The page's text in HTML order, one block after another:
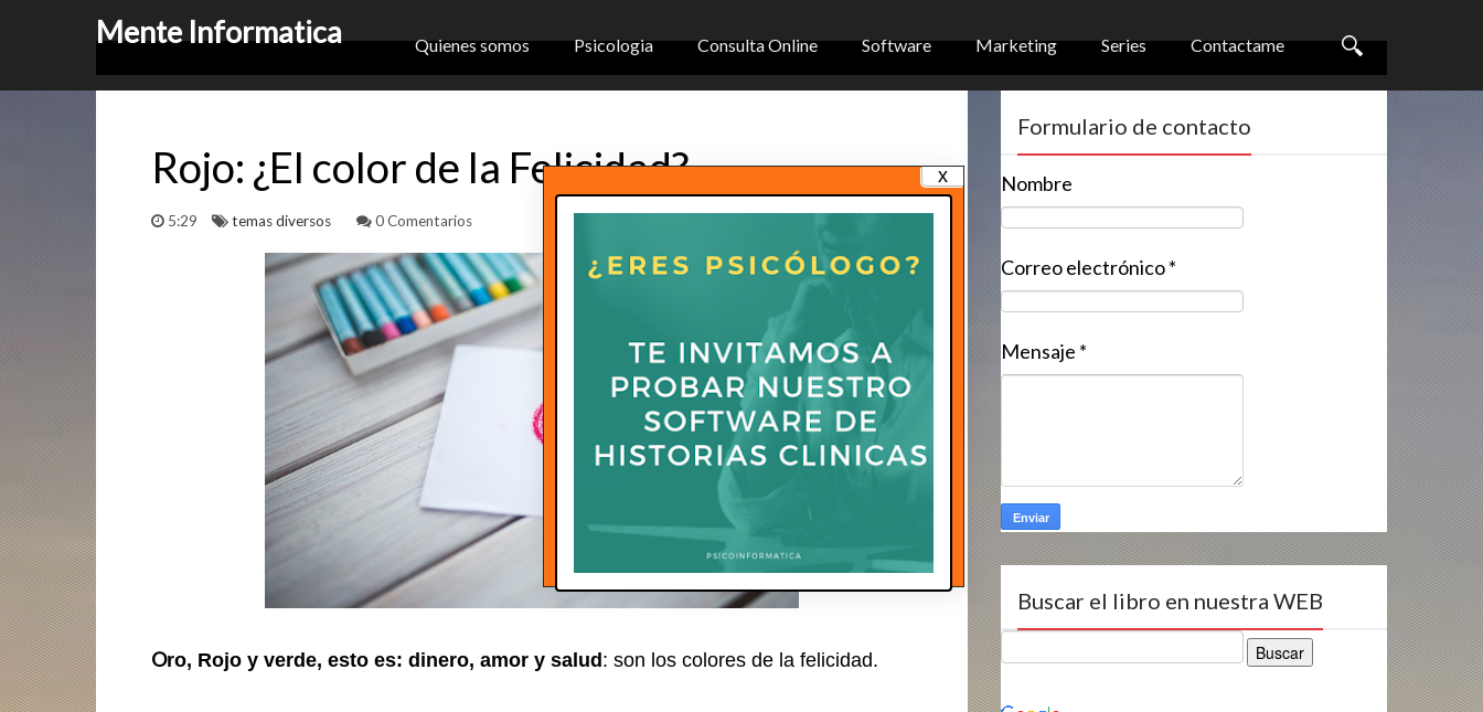
Mente Informatica Quienes somos Psicologia Consulta Online Software Marketing Series Contactame
Rojo: ¿El color de la Felicidad?
5:29 temas diversos 0 Comentarios
Oro, Rojo y verde, esto es: dinero, amor y salud: son los colores de la felicidad.
Formulario de contacto
Nombre
Correo electrónico*
Mensaje *
Buscar el libro en nuestra WEB
x